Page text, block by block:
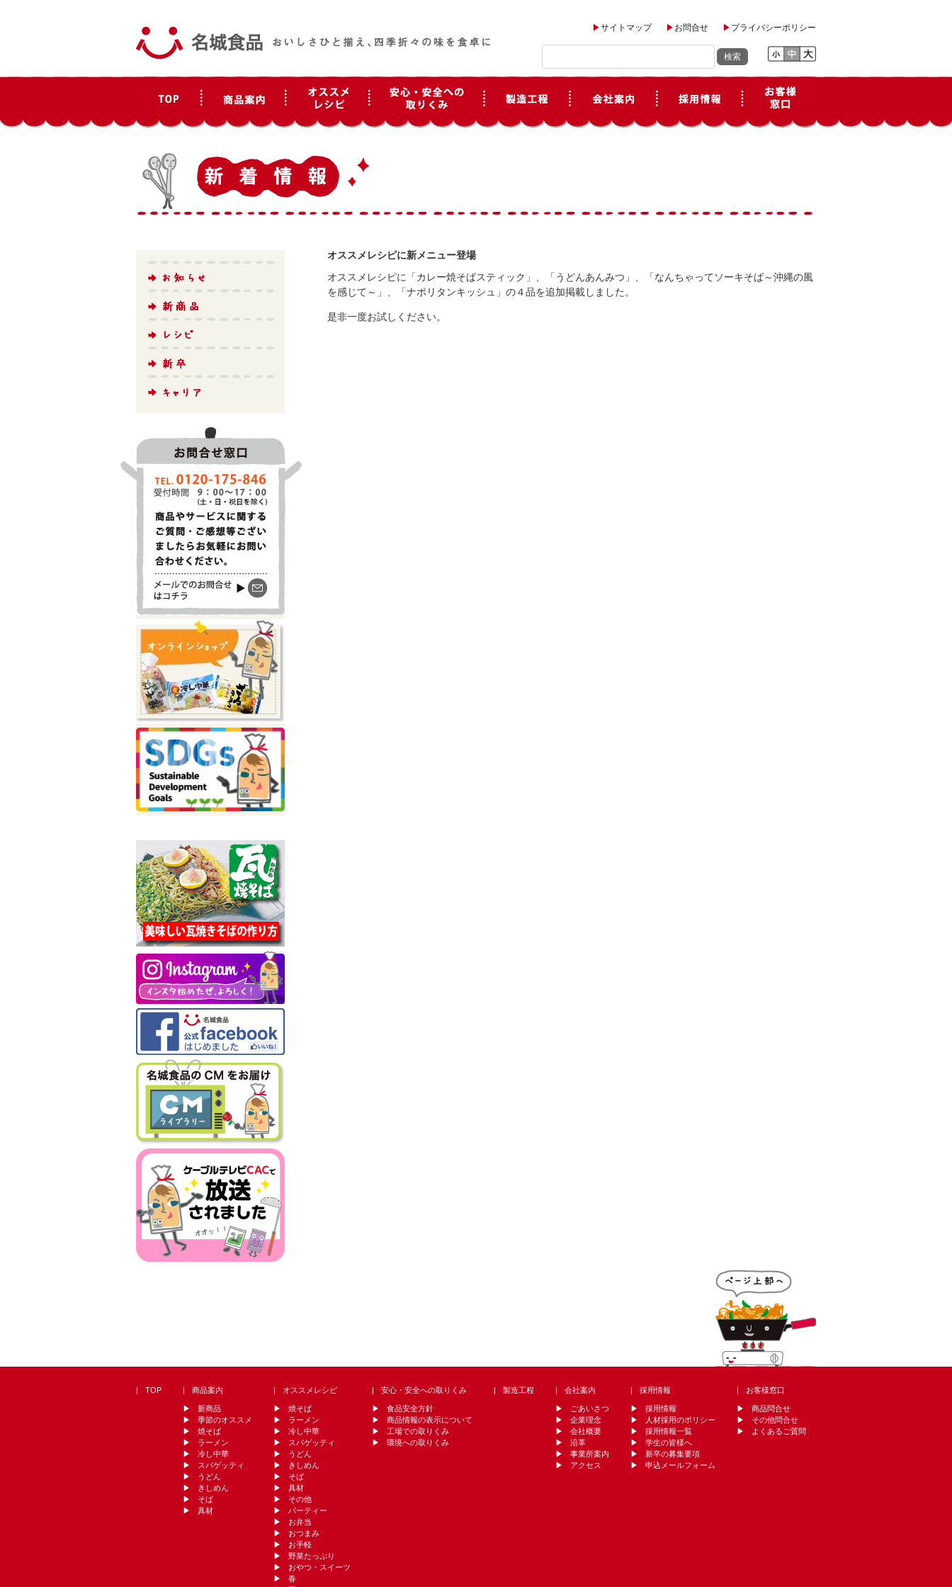
サイトマップ お問合せ プライバシーポリシー
オススメレシピに新メニュー登場
オススメレシピに「カレー焼そばスティック」、「うどんあんみつ」、「なんちゃってソーキそば～沖縄の風
を感じて～」、「ナポリタンキッシュ」の４品を追加掲載しました。
是非一度お試しください。
TOP 商品案内
新商品
季節のオススメ
焼そば
ラーメン
冷し中華
スパゲッティ
うどん
きしめん
そば
具材
オススメレシピ
焼そば
ラーメン
冷し中華
スパゲッティ
うどん
きしめん
そば
具材
その他
パーティー
お弁当
おつまみ
お手軽
野菜たっぷり
おやつ・スイーツ
春
安心・安全への取りくみ
食品安全方針
商品情報の表示について
工場での取りくみ
環境への取りくみ
製造工程 会社案内
ごあいさつ
企業理念
会社概要
沿革
事業所案内
アクセス
採用情報
採用情報
人材採用のポリシー
採用情報一覧
学生の皆様へ
新卒の募集要項
申込メールフォーム
お客様窓口
商品問合せ
その他問合せ
よくあるご質問